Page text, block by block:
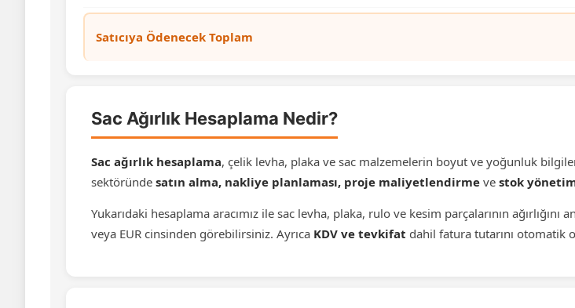
Satıcıya Ödenecek Toplam
Sac Ağırlık Hesaplama Nedir?
Sac ağırlık hesaplama, çelik levha, plaka ve sac malzemelerin boyut ve yoğunluk
sektöründe satın alma, nakliye planlaması, proje maliyetlendirme ve stok
Yukarıdaki hesaplama aracımız ile sac levha, plaka, rulo ve kesim parçalarının ağırlığını
veya EUR cinsinden görebilirsiniz. Ayrıca KDV ve tevkifat dahil fatura tutarını